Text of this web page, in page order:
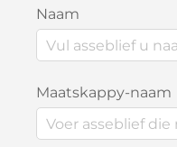
Naam
Maatskappy-naam